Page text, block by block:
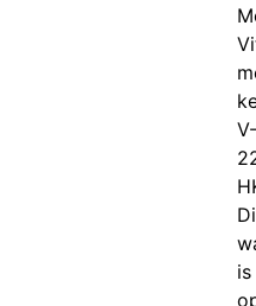
V-
is